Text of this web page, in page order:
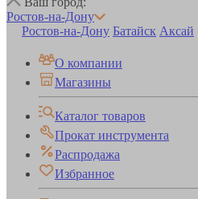
Ростов-на-Дону
Ростов-на-Дону Батайск Аксай
О компании
Магазины
Каталог товаров
Прокат инструмента
Распродажа
Избранное